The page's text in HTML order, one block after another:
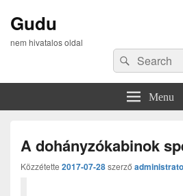
Gudu
nem hivatalos oldal
Search
for:
Search
Menu
A dohányzókabinok
Közzétette 2017-07-28szerző